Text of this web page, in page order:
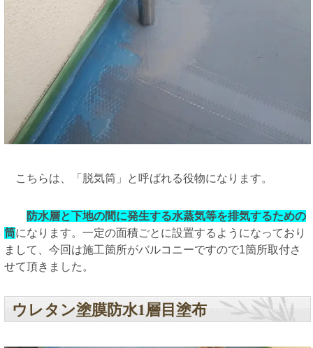
こちらは、「脱気筒」と呼ばれる役物になります。
防水層と下地の間に発生する水蒸気等を排気するための
筒になります。 一定の面積ごとに設置するようになっており
まして、今回は施工箇所がバルコニーですので1箇所取付さ
せて頂きました。
ウレタン塗膜防水1層目塗布